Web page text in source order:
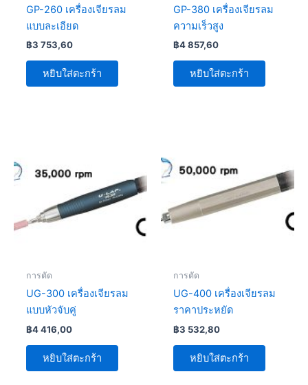
GP-260 เครื่องเจียรลม
แบบละเอียด
฿3 753,60
หยิบใส่ตะกร้า
GP-380 เครื่องเจียรลม
ความเร็วสูง
฿4 857,60
หยิบใส่ตะกร้า
การตัด
UG-300 เครื่องเจียรลม
แบบหัวจับคู่
฿4 416,00
หยิบใส่ตะกร้า
การตัด
UG-400 เครื่องเจียรลม
ราคาประหยัด
฿3 532,80
หยิบใส่ตะกร้า